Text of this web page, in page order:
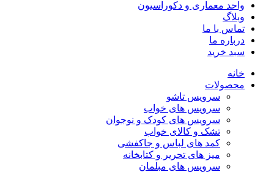
واحد معماری و دکوراسیون
وبلاگ
تماس با ما
درباره ما
سبد خرید
خانه
محصولات
سرویس تاشو
سرویس های خواب
سرویس های کودک و نوجوان
تشک و کالای خواب
کمد های لباس و جاکفشی
میز های تحریر و کتابخانه
سرویس های مبلمان